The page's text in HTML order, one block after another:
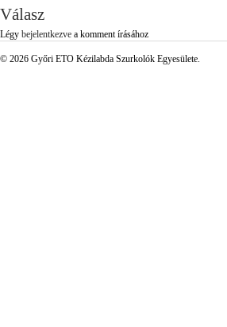
Válasz
Légy bejelentkezve a komment írásához
© 2026 Győri ETO Kézilabda Szurkolók Egyesülete.